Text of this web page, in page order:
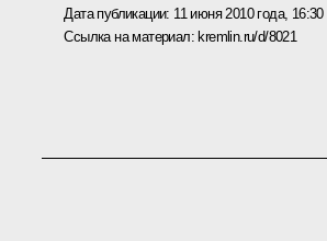
Дата публикации: 11 июня 2010 года, 16:30
Ссылка на материал: kremlin.ru/d/8021